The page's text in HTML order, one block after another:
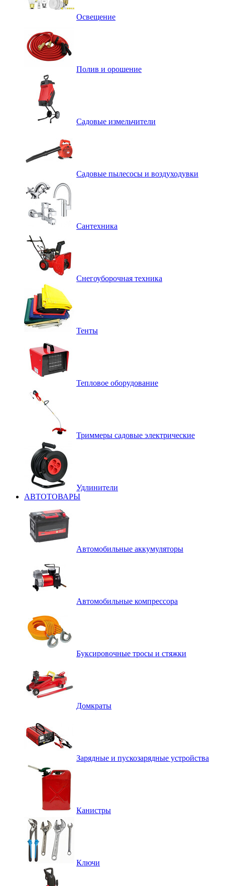
Освещение
Полив и орошение
Садовые измельчители
Садовые пылесосы и воздуходувки
Сантехника
Снегоуборочная техника
Тенты
Тепловое оборудование
Триммеры садовые электрические
Удлинители
АВТОТОВАРЫ
Автомобильные аккумуляторы
Автомобильные компрессора
Буксировочные тросы и стяжки
Домкраты
Зарядные и пускозарядные устройства
Канистры
Ключи